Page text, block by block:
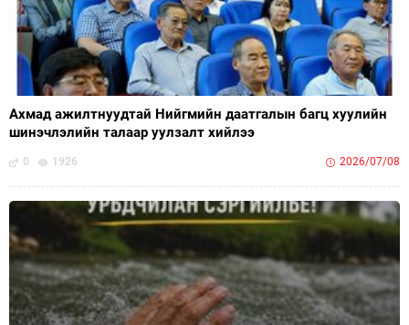
Ахмад ажилтнуудтай Нийгмийн даатгалын багц хуулийн
шинэчлэлийн талаар уулзалт хийлээ
0 1926 2026/07/08